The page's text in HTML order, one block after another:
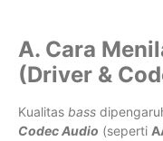
A. Cara
(Driver &
Kualitas bass
Codec Audio (seperti